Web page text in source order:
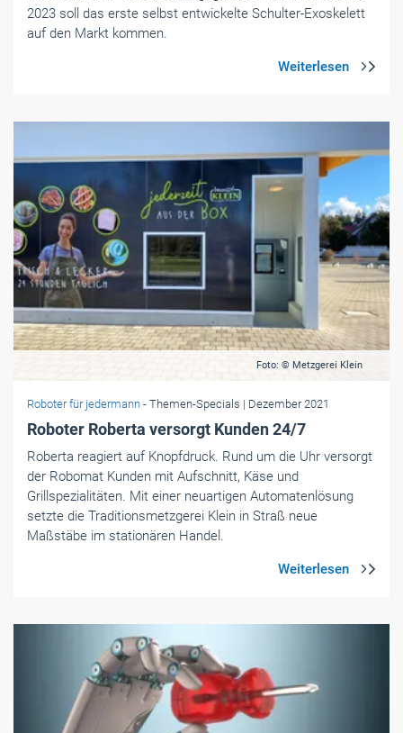
2023 soll das erste selbst entwickelte Schulter-Exoskelett
auf den Markt kommen.
Foto: © Metzgerei Klein
Roboter für jedermann - Themen-Specials | Dezember 2021
Roboter Roberta versorgt Kunden 24/7
Roberta reagiert auf Knopfdruck. Rund um die Uhr versorgt
der Robomat Kunden mit Aufschnitt, Käse und
Grillspezialitäten. Mit einer neuartigen Automatenlösung
setzte die Traditionsmetzgerei Klein in Straß neue
Maßstäbe im stationären Handel.